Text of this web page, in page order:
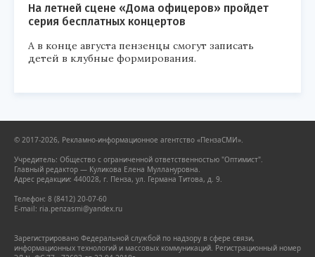
На летней сцене «Дома офицеров» пройдет
серия бесплатных концертов
А в конце августа пензенцы смогут записать
детей в клубные формирования.
© 2017-2026, Рекламно-информационное агентство «ПензаСМИ».
Учредитель: Общество с ограниченной ответственностью "Оптимист".
Главный редактор — Куликова Елена Муллануровна.
Адрес редакции: 440028, г. Пенза, ул. Германа Титова, д. 9.
Телефон: 8 (8412) 20-07-60
E-mail: ria.penzasmi@yandex.ru
Зарегистрировано Федеральной службой по надзору в сфере связи,
информационных технологий и массовых коммуникаций. Регистрационный номер